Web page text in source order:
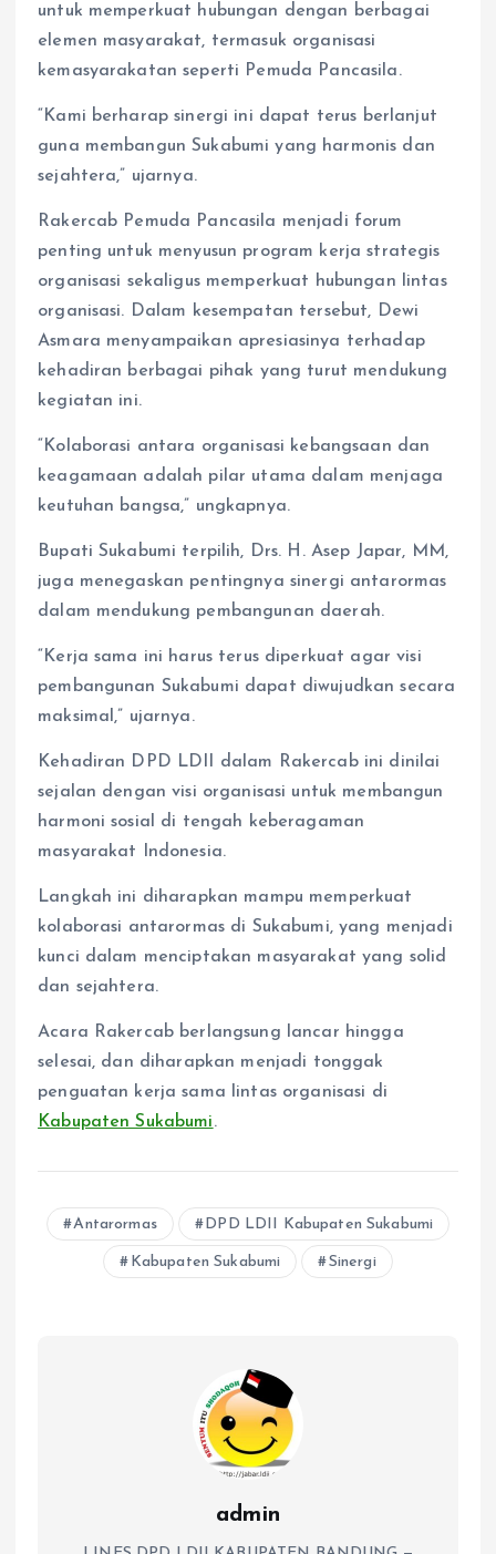
untuk memperkuat hubungan dengan berbagai
elemen masyarakat, termasuk organisasi
kemasyarakatan seperti Pemuda Pancasila.
“Kami berharap sinergi ini dapat terus berlanjut
guna membangun Sukabumi yang harmonis dan
sejahtera,” ujarnya.
Rakercab Pemuda Pancasila menjadi forum
penting untuk menyusun program kerja strategis
organisasi sekaligus memperkuat hubungan lintas
organisasi. Dalam kesempatan tersebut, Dewi
Asmara menyampaikan apresiasinya terhadap
kehadiran berbagai pihak yang turut mendukung
kegiatan ini.
“Kolaborasi antara organisasi kebangsaan dan
keagamaan adalah pilar utama dalam menjaga
keutuhan bangsa,” ungkapnya.
Bupati Sukabumi terpilih, Drs. H. Asep Japar, MM,
juga menegaskan pentingnya sinergi antarormas
dalam mendukung pembangunan daerah.
“Kerja sama ini harus terus diperkuat agar visi
pembangunan Sukabumi dapat diwujudkan secara
maksimal,” ujarnya.
Kehadiran DPD LDII dalam Rakercab ini dinilai
sejalan dengan visi organisasi untuk membangun
harmoni sosial di tengah keberagaman
masyarakat Indonesia.
Langkah ini diharapkan mampu memperkuat
kolaborasi antarormas di Sukabumi, yang menjadi
kunci dalam menciptakan masyarakat yang solid
dan sejahtera.
Acara Rakercab berlangsung lancar hingga
selesai, dan diharapkan menjadi tonggak
penguatan kerja sama lintas organisasi di
Kabupaten Sukabumi.
Antarormas DPD LDII Kabupaten Sukabumi
Kabupaten Sukabumi Sinergi
admin